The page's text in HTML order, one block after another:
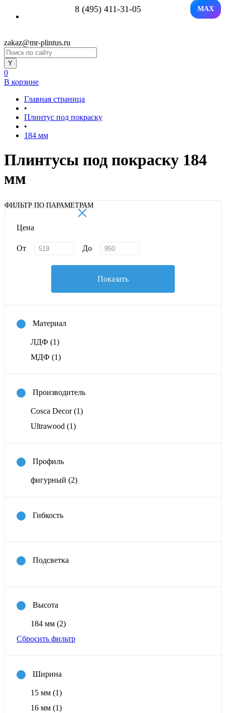
8 (495) 411-31-05 MAX
zakaz@mr-plintus.ru
0
В корзине
Главная страница
•
Плинтус под покраску
•
184 мм
Плинтусы под покраску 184
мм
ФИЛЬТР ПО ПАРАМЕТРАМ
×
Цена
От До
Показать
Материал
ЛДФ (1)
МДФ (1)
Производитель
Cosca Decor(1)
Ultrawood (1)
Профиль
фигурный (2)
Гибкость
Подсветка
Высота
184 мм (2)
Сбросить фильтр
Ширина
15 мм (1)
16 мм (1)